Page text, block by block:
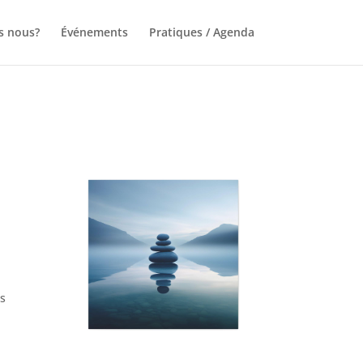
nous? Événements Pratiques / Agenda